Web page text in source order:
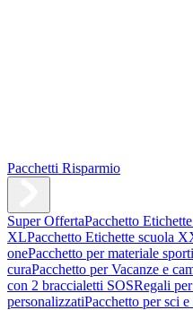
Pacchetti Risparmio
Super OffertaPacchetto
XLPacchetto Etichette scuola
onePacchetto per materiale
curaPacchetto per Vacanze e
con 2 braccialetti SOSRegali
personalizzatiPacchetto per sci e